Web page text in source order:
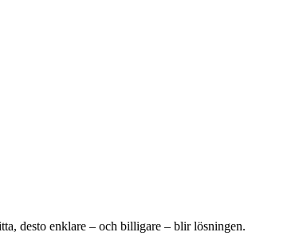
desto enklare – och billigare – blir lösningen.